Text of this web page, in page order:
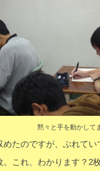
黙々と手を動かして
めたのですが、ぶれて
。これ、わかります？2